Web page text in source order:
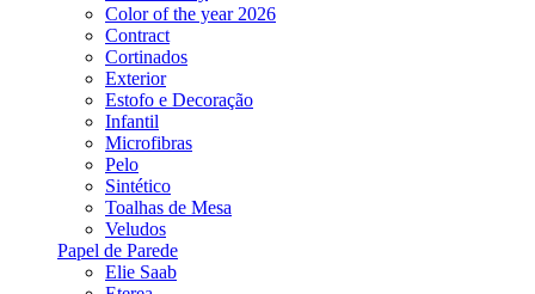
Color of the year 2026
Contract
Cortinados
Exterior
Estofo e Decoração
Infantil
Microfibras
Pelo
Sintético
Toalhas de Mesa
Veludos
Papel de Parede
Elie Saab